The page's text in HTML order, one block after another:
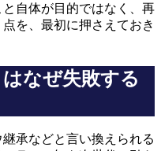
自体が目的ではなく、再
を、最初に押さえておき
なぜ失敗する
承などと言い換えられる